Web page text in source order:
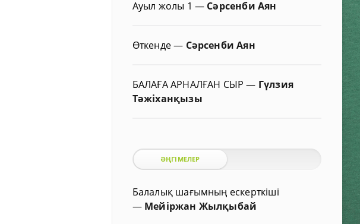
Ауыл жолы 1 — Сәрсенби Аян
Өткенде— Сәрсенби Аян
БАЛАҒА АРНАЛҒАН СЫР— Гүлзия
Тәжіханқызы
ӘҢГІМЕЛЕР
Балалық шағымның ескерткіші
— Мейіржан Жылқыбай